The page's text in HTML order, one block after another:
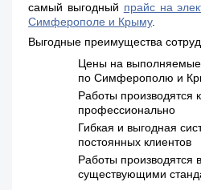
самый выгодный прайс на
Симферополе и Крыму.
Выгодные преимущества
Цены на
по Симферополю и
Работы производятся
профессионально
Гибкая и выгодная
постоянных клиентов
Работы производятся
существующими